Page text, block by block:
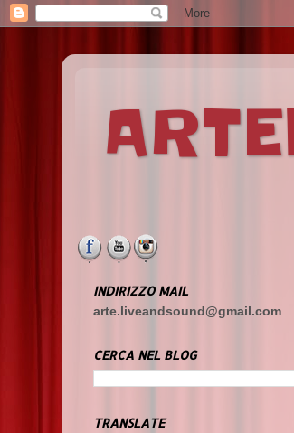
INDIRIZZO MAIL
arte.liveandsound@gmail.com
CERCA NEL BLOG
TRANSLATE